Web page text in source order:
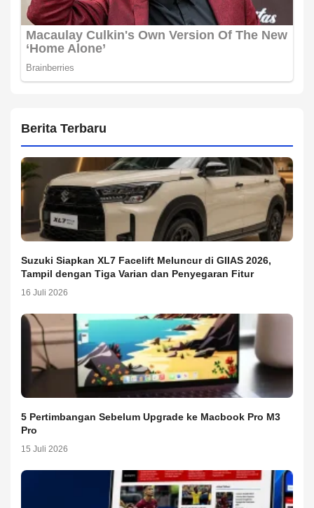
Berita Terbaru
Suzuki Siapkan XL7 Facelift Meluncur di GIIAS 2026,
Tampil dengan Tiga Varian dan Penyegaran Fitur
16 Juli 2026
5 Pertimbangan Sebelum Upgrade ke Macbook Pro M3
Pro
15 Juli 2026